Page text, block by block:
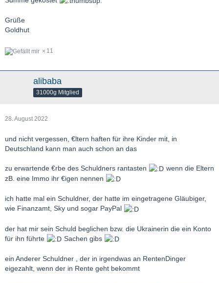
Grüße
Goldhut
11
alibaba
31000g Mitglied
28. August 2022
und nicht vergessen, €ltern haften für ihre Kinder mit, in
Deutschland kann man auch schon an das
zu erwartende €rbe des Schuldners rantasten
wenn die Eltern
zB. eine Immo ihr €igen nennen
ich hatte mal ein Schuldner, der hatte im eingetragene Gläubiger,
wie Finanzamt, Sky und sogar PayPal
der hat mir sein Schuld beglichen bzw. die Ukrainerin die ein Konto
für ihn führte
Sachen gibs
ein Anderer Schuldner , der in irgendwas an RentenDinger
eigezahlt, wenn der in Rente geht bekommt